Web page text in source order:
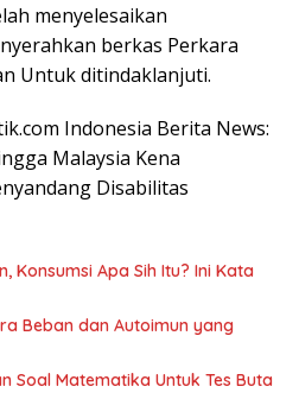
menyelesaikan
berkas Perkara
Untuk ditindaklanjuti.
Indonesia Berita News:
Malaysia Kena
Disabilitas
Konsumsi Apa Sih Itu? Ini Kata
Beban dan Autoimun yang
Soal Matematika Untuk Tes Buta